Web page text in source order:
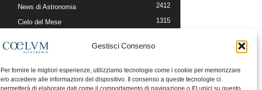
Gestisci Consenso
Per fornire le migliori esperienze, utilizziamo tecnologie come i cookie per memorizzare
e/o accedere alle informazioni del dispositivo. Il consenso a queste tecnologie ci
permetterà di elaborare dati come il comportamento di navigazione o ID unici su questo
News di Astronomia 2412
Cielo del Mese 1315
Articoli e Risorse On-Line
Il Blog della Redazione